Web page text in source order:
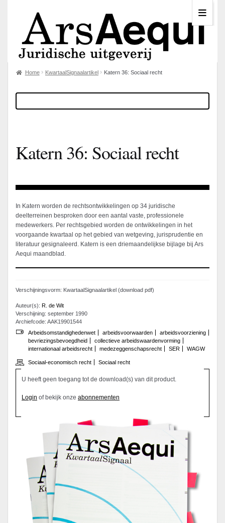
Home KwartaalSignaalartikel Katern 36: Sociaal recht
Katern 36: Sociaal recht
In Katern worden de rechtsontwikkelingen op 34 juridische
deelterreinen besproken door een aantal vaste, professionele
medewerkers. Per rechtsgebied worden de ontwikkelingen in het
voorgaande kwartaal op het gebied van wetgeving, jurisprudentie en
literatuur gesignaleerd. Katern is een driemaandelijkse bijlage bij Ars
Aequi maandblad.
Verschijningsvorm: KwartaalSignaalartikel (download pdf)
Auteur(s): R. de Wit
Verschijning: september 1990
Archiefcode: AAK19901544
Arbeidsomstandighedenwet
arbeidsvoorwaarden
arbeidsvoorziening
bevriezingsbevoegdheid
collectieve arbeidswaardenvorming
internationaal arbeidsrecht
medezeggenschapsrecht SER WAGW
Sociaal-economisch recht Sociaal recht
U heeft geen toegang tot de download(s) van dit product.
Login of bekijk onze abonnementen